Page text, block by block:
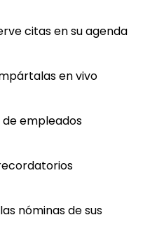
citas en su agenda
en vivo
de empleados
nóminas de sus